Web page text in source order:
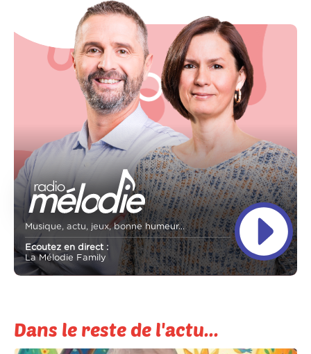
Musique, actu, jeux, bonne humeur...
Ecoutez en direct :
La Mélodie Family
Dans le reste de l'actu...